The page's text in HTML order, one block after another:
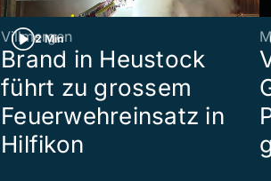
2 Min
Villmergen
Brand in Heustock
führt zu grossem
Feuerwehreinsatz in
Hilfikon